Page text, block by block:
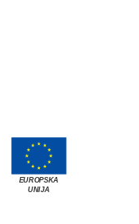
EUROPSKA
UNIJA